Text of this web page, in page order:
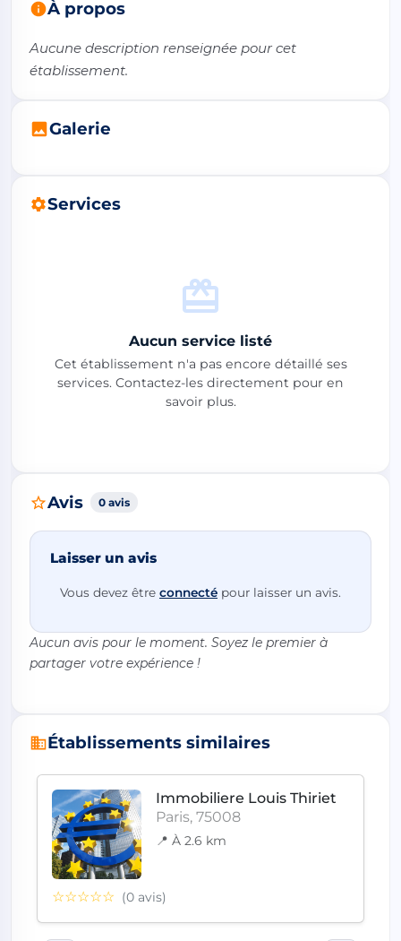
À propos
Aucune description renseignée pour cet
établissement.
Galerie
Services
Aucun service listé
Cet établissement n'a pas encore détaillé ses
services. Contactez-les directement pour en
savoir plus.
Avis 0 avis
Laisser un avis
Vous devez être connecté pour laisser un avis.
Aucun avis pour le moment. Soyez le premier à
partager votre expérience !
Établissements similaires
Immobiliere Louis Thiriet
Paris, 75008
📍 À 2.6 km
☆☆☆☆☆ (0 avis)